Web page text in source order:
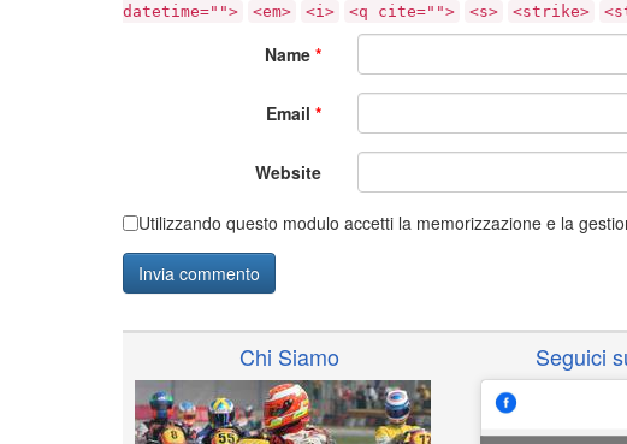
datetime="">
<em> <i> <q cite=""> <s> <strike>
Name *
Email *
Website
Utilizzando questo modulo accetti la memorizzazione e la
Chi Siamo Seguici